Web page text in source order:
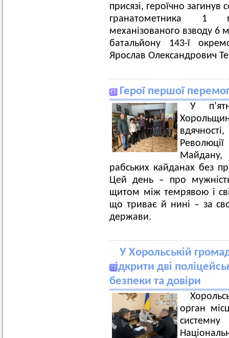
присязі, героїчно загинув
гранатометника 1
механізованого взводу 6
батальйону 143-ї
Ярослав Олександрович
Герої першої
У
рабських кайданах без
Цей день – про
щитом між темрявою і
що триває й нині – за
держави.
У Хорольській
відкрити дві
безпеки та довіри
орган